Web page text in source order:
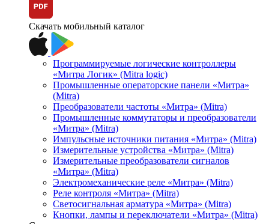
Скачать мобильный каталог
Программируемые логические контроллеры
«Митра Логик» (Mitra logic)
Промышленные операторские панели «Митра»
(Mitra)
Преобразователи частоты «Митра» (Mitra)
Промышленные коммутаторы и преобразователи
«Митра» (Mitra)
Импульсные источники питания «Митра» (Mitra)
Измерительные устройства «Митра» (Mitra)
Измерительные преобразователи сигналов
«Митра» (Mitra)
Электромеханические реле «Митра» (Mitra)
Реле контроля «Митра» (Mitra)
Светосигнальная арматура «Митра» (Mitra)
Кнопки, лампы и переключатели «Митра» (Mitra)